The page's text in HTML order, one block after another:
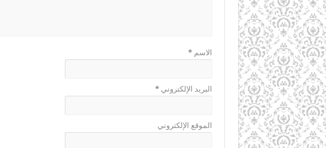
الاسم*
البريد الإلكتروني*
الموقع الإلكتروني